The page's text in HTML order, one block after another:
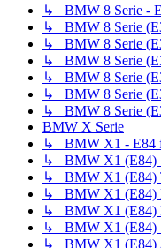
↳ BMW 8 Serie -
↳ BMW 8 Serie
↳ BMW 8 Serie
↳ BMW 8 Serie
↳ BMW 8 Serie
↳ BMW 8 Serie
↳ BMW 8 Serie
BMW X Serie
↳ BMW X1 - E84
↳ BMW X1 (E84)
↳ BMW X1 (E84)
↳ BMW X1 (E84)
↳ BMW X1 (E84)
↳ BMW X1 (E84)
↳ BMW X1 (E84)